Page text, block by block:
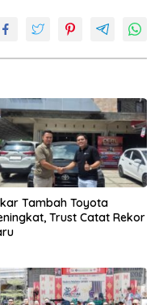
Tambah Toyota
Trust Catat Rekor